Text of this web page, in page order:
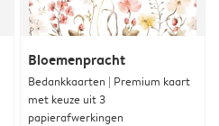
Bloemenpracht
Bedankkaarten | Premium kaart
met keuze uit 3
papierafwerkingen